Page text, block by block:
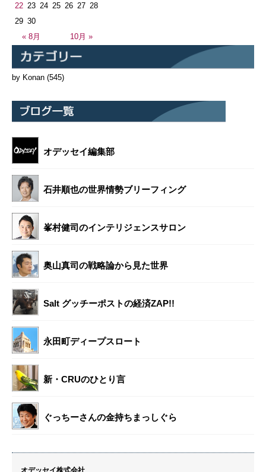
« 8月 10月 »
22 23 24 25 26 27 28
29 30
by Konan (545)
オデッセイ編集部
石井順也の世界情勢ブリーフィング
峯村健司のインテリジェンスサロン
奥山真司の戦略論から見た世界
Salt グッチーポストの経済ZAP!!
永田町ディープスロート
新・CRUのひとり言
ぐっちーさんの金持ちまっしぐら